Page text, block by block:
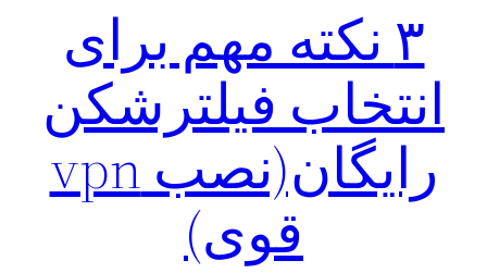
۳ نکته مهم برای
انتخاب فیلترشکن
رایگان(نصب vpn
قوی)